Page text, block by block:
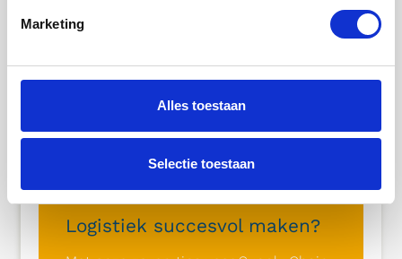
Marketing
Alles toestaan
Selectie toestaan
Logistiek succesvol maken?